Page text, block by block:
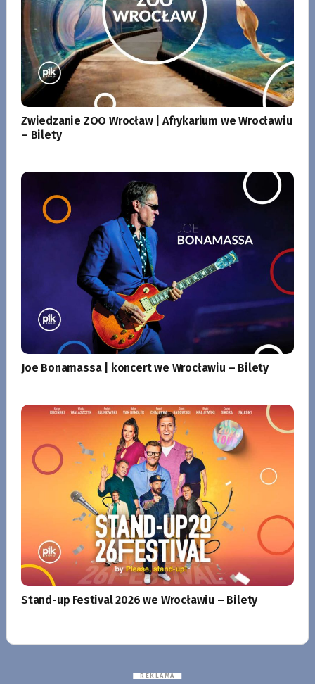
Zwiedzanie ZOO Wrocław | Afrykarium we Wrocławiu
– Bilety
Joe Bonamassa | koncert we Wrocławiu – Bilety
Stand-up Festival 2026 we Wrocławiu – Bilety